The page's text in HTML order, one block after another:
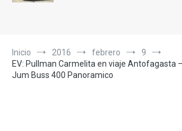
Inicio 2016 febrero
9
EV: Pullman Carmelita en viaje Antofagasta
Jum Buss 400 Panoramico